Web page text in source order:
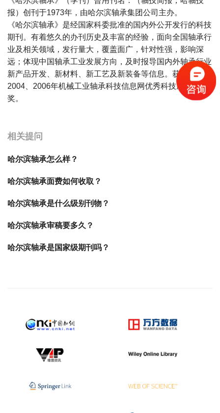
报）创刊于1973年，由哈尔滨轴承集团公司主办。
《哈尔滨轴承》是经国家科委批准的国内外公开发行的科技
期刊。有着悠久的办刊历史及丰富的经验，面向全国轴承行
业及相关领域，发行量大，覆盖面广，针对性强，影响深
远；体现中国轴承工业发展方向，及时报导国内外轴承行业
新产品开发、新材料、新工艺及新装备等信息。获奖情况：
2004、2006年机械工业轴承科技信息网优秀科技成果一等
奖。
相关提问
哈尔滨轴承怎么样？
哈尔滨轴承面费如何收取？
哈尔滨轴承是什么级别刊物？
哈尔滨轴承审稿要多久？
哈尔滨轴承是国家级期刊吗？